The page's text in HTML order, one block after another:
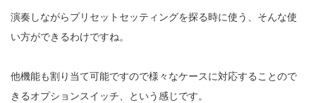
演奏しながらプリセットセッティングを探る時に使う、そんな使
い方ができるわけですね。
他機能も割り当て可能ですので様々なケースに対応することので
きるオプションスイッチ、という感じです。